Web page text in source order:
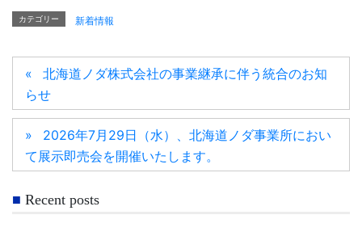
カテゴリー 新着情報
北海道ノダ株式会社の事業継承に伴う統合のお知
らせ
2026年7月29日（水）、北海道ノダ事業所におい
て展示即売会を開催いたします。
Recent posts